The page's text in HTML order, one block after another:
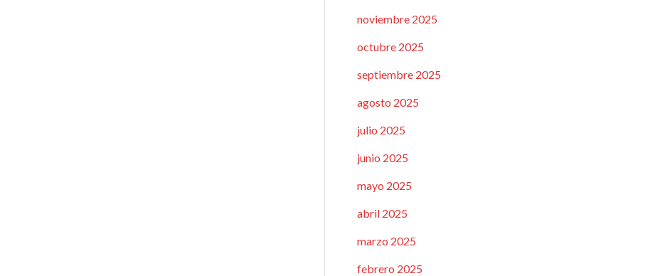
noviembre 2025
octubre 2025
septiembre 2025
agosto 2025
julio 2025
junio 2025
mayo 2025
abril 2025
marzo 2025
febrero 2025